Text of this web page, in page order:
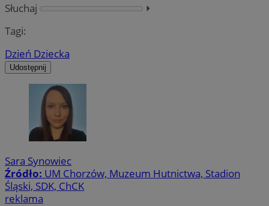
Słuchaj
⏵︎
Tagi:
Dzień Dziecka
Udostępnij
Sara Synowiec
Źródło: UM Chorzów, Muzeum Hutnictwa, Stadion
Śląski, SDK, ChCK
reklama